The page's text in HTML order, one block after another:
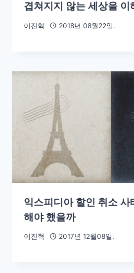
겹쳐지지 않는 세상을 이
이진혁 2018년 08월22일.
익스피디아 할인 취소 사
해야 했을까
이진혁 2017년 12월08일.